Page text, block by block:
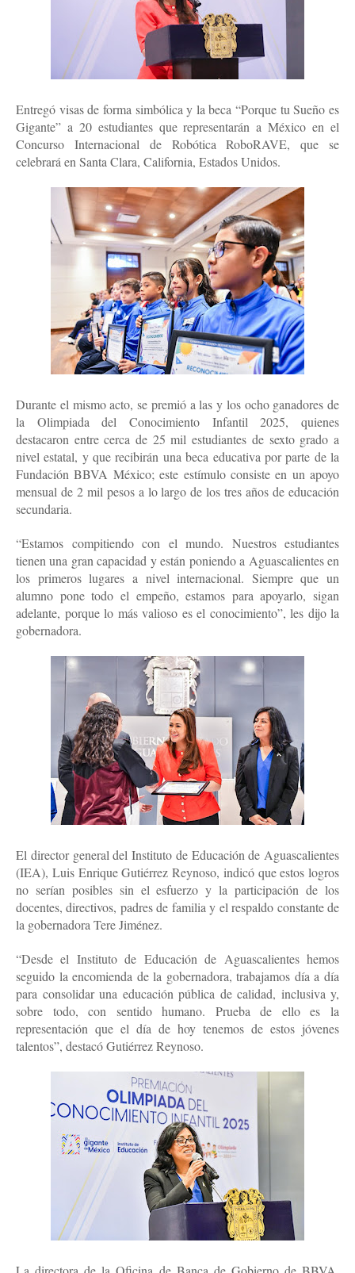
Entregó visas de forma simbólica y la beca “Porque tu Sueño es
Gigante” a 20 estudiantes que representarán a México en el
Concurso Internacional de Robótica RoboRAVE, que se
celebrará en Santa Clara, California, Estados Unidos.
Durante el mismo acto, se premió a las y los ocho ganadores de
la Olimpiada del Conocimiento Infantil 2025, quienes
destacaron entre cerca de 25 mil estudiantes de sexto grado a
nivel estatal, y que recibirán una beca educativa por parte de la
Fundación BBVA México; este estímulo consiste en un apoyo
mensual de 2 mil pesos a lo largo de los tres años de educación
secundaria.
“Estamos compitiendo con el mundo. Nuestros estudiantes
tienen una gran capacidad y están poniendo a Aguascalientes en
los primeros lugares a nivel internacional. Siempre que un
alumno pone todo el empeño, estamos para apoyarlo, sigan
adelante, porque lo más valioso es el conocimiento”, les dijo la
gobernadora.
El director general del Instituto de Educación de Aguascalientes
(IEA), Luis Enrique Gutiérrez Reynoso, indicó que estos logros
no serían posibles sin el esfuerzo y la participación de los
docentes, directivos, padres de familia y el respaldo constante de
la gobernadora Tere Jiménez.
“Desde el Instituto de Educación de Aguascalientes hemos
seguido la encomienda de la gobernadora, trabajamos día a día
para consolidar una educación pública de calidad, inclusiva y,
sobre todo, con sentido humano. Prueba de ello es la
representación que el día de hoy tenemos de estos jóvenes
talentos”, destacó Gutiérrez Reynoso.